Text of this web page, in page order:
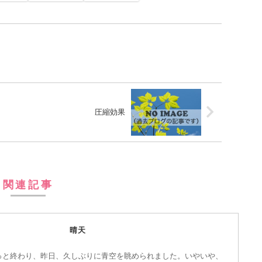
圧縮効果
関連記事
晴天
終わり、昨日、久しぶりに青空を眺められました。いやいや、